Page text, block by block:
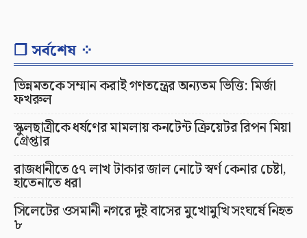
❐ সর্বশেষ ⁘
ভিন্নমতকে সম্মান করাই গণতন্ত্রের অন্যতম ভিত্তি: মির্জা
ফখরুল
স্কুলছাত্রীকে ধর্ষণের মামলায় কনটেন্ট ক্রিয়েটর রিপন মিয়া
গ্রেপ্তার
রাজধানীতে ৫৭ লাখ টাকার জাল নোটে স্বর্ণ কেনার চেষ্টা,
হাতেনাতে ধরা
সিলেটের ওসমানী নগরে দুই বাসের মুখোমুখি সংঘর্ষে নিহত
৮